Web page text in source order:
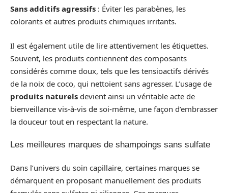
Sans additifs agressifs : Éviter les parabènes, les
colorants et autres produits chimiques irritants.
Il est également utile de lire attentivement les étiquettes.
Souvent, les produits contiennent des composants
considérés comme doux, tels que les tensioactifs dérivés
de la noix de coco, qui nettoient sans agresser. L’usage de
produits naturels devient ainsi un véritable acte de
bienveillance vis-à-vis de soi-même, une façon d’embrasser
la douceur tout en respectant la nature.
Les meilleures marques de shampoings sans sulfate
Dans l’univers du soin capillaire, certaines marques se
démarquent en proposant manuellement des produits